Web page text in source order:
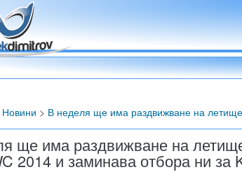
Новини > В неделя ще има раздвижване на
ще има раздвижване на
2014 и заминава отбора ни за